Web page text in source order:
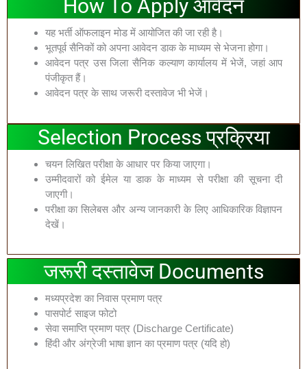
How To Apply आवेदन
यह भर्ती ऑफलाइन मोड में आयोजित की जा रही है।
भूतपूर्व सैनिकों को अपना आवेदन डाक के माध्यम से भेजना होगा।
आवेदन पत्र उस जिला सैनिक कल्याण कार्यालय में भेजें, जहां आप
पंजीकृत हैं।
आवेदन पत्र के साथ जरूरी दस्तावेज भी भेजें।
Selection Process प्रक्रिया
चयन लिखित परीक्षा के आधार पर किया जाएगा।
उम्मीदवारों को ईमेल या डाक के माध्यम से परीक्षा की सूचना दी
जाएगी।
परीक्षा का सिलेबस और अन्य जानकारी के लिए आधिकारिक विज्ञापन
देखें।
जरूरी दस्तावेज Documents
मध्यप्रदेश का निवास प्रमाण पत्र
पासपोर्ट साइज फोटो
सेवा समाप्ति प्रमाण पत्र (Discharge Certificate)
हिंदी और अंग्रेजी भाषा ज्ञान का प्रमाण पत्र (यदि हो)